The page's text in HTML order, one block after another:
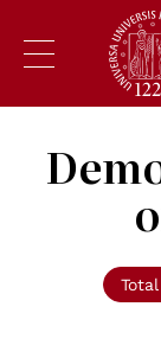
Total